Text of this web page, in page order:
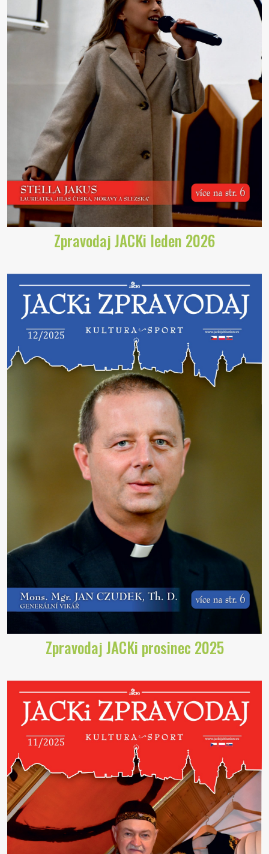
Zpravodaj JACKi leden 2026
Zpravodaj JACKi prosinec 2025